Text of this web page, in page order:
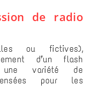
de radio
ou fictives),
d’un flash
une variété de
pour les